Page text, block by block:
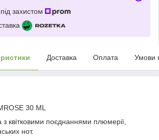
захистом
Доставка Оплата Умови
30 ML
квітковими поєднаннями плюмерії,
нот.